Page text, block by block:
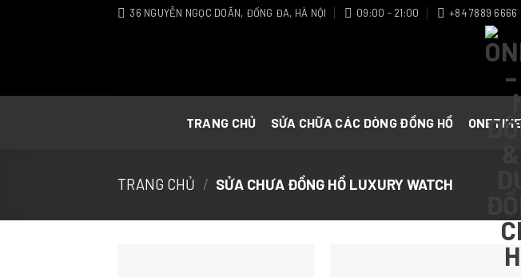
36 NGUYỄN NGỌC DOÃN, ĐỐNG ĐA, HÀ NỘI 09:00 - 21:00 +84 7889 6666
TRANG CHỦ SỬA CHỮA CÁC DÒNG ĐỒNG HỒ
TRANG CHỦ / SỬA CHƯA ĐỒNG HỒ LUXURY WATCH